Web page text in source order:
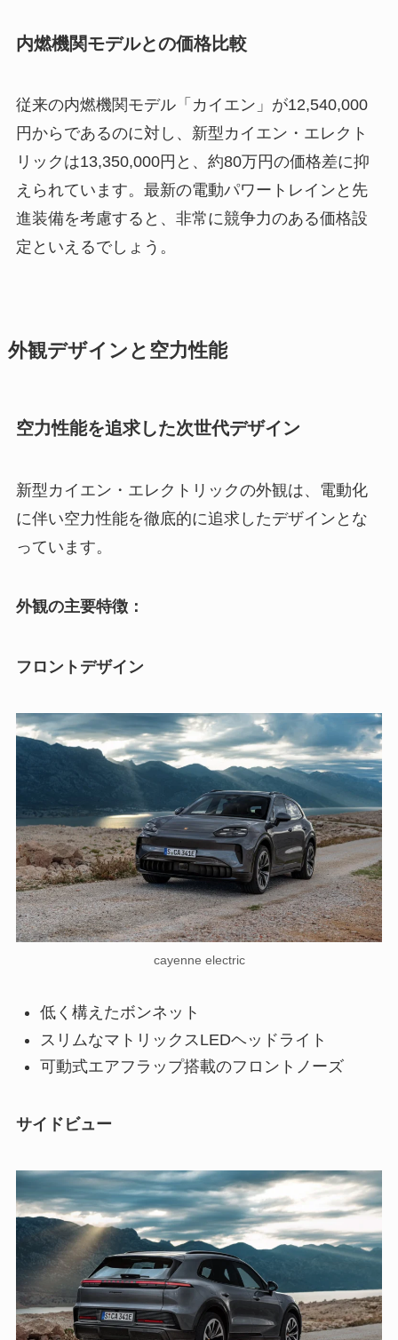
内燃機関モデルとの価格比較
従来の内燃機関モデル「カイエン」が12,540,000
円からであるのに対し、新型カイエン・エレクト
リックは13,350,000円と、約80万円の価格差に抑
えられています。最新の電動パワートレインと先
進装備を考慮すると、非常に競争力のある価格設
定といえるでしょう。
外観デザインと空力性能
空力性能を追求した次世代デザイン
新型カイエン・エレクトリックの外観は、電動化
に伴い空力性能を徹底的に追求したデザインとな
っています。
外観の主要特徴：
フロントデザイン
cayenne electric
低く構えたボンネット
スリムなマトリックスLEDヘッドライト
可動式エアフラップ搭載のフロントノーズ
サイドビュー